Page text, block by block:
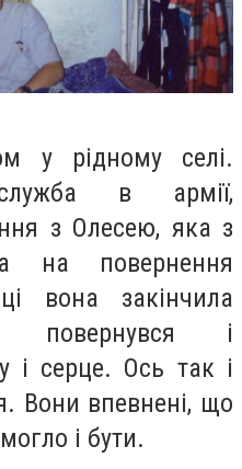
у рідному селі.
в армії,
з Олесею, яка з
на повернення
вона закінчила
повернувся і
і серце. Ось так і
Вони впевнені, що
і бути.